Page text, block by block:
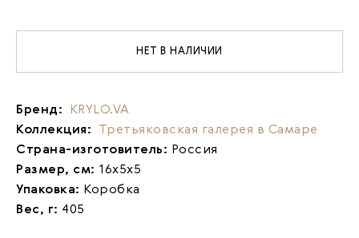
НЕТ В НАЛИЧИИ
Бренд: KRYLO.VA
Коллекция: Третьяковская галерея в Самаре
Страна-изготовитель: Россия
Размер, см: 16х5х5
Упаковка: Коробка
Вес, г: 405